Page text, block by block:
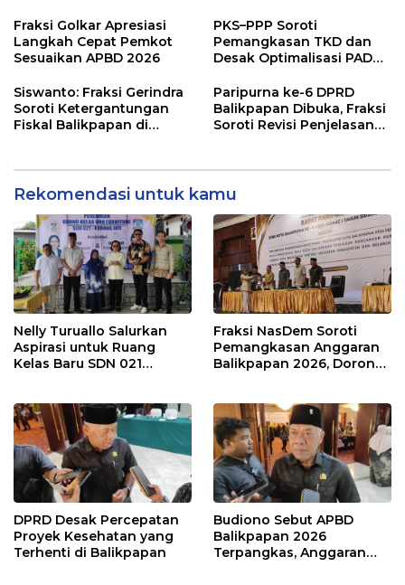
Pengawasan Belanja
Modal
Terukur sebagai
Penyangga IKN
Fraksi Golkar Apresiasi
Langkah Cepat Pemkot
Sesuaikan APBD 2026
PKS–PPP Soroti
Pemangkasan TKD dan
Desak Optimalisasi PAD
Balikpapan 2026
Siswanto: Fraksi Gerindra
Soroti Ketergantungan
Fiskal Balikpapan di
Paripurna ke-6 DPRD
Balikpapan Dibuka, Fraksi
Soroti Revisi Penjelasan
Rekomendasi untuk kamu
Nelly Turuallo Salurkan
Aspirasi untuk Ruang
Kelas Baru SDN 021
Fraksi NasDem Soroti
Pemangkasan Anggaran
Balikpapan 2026, Dorong
DPRD Desak Percepatan
Proyek Kesehatan yang
Terhenti di Balikpapan
Budiono Sebut APBD
Balikpapan 2026
Terpangkas, Anggaran